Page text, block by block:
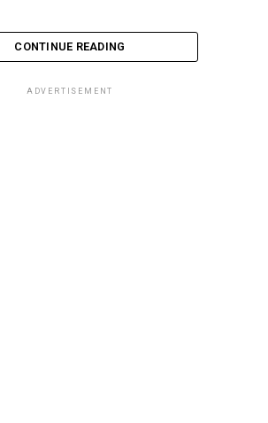
CONTINUE READING
ADVERTISEMENT